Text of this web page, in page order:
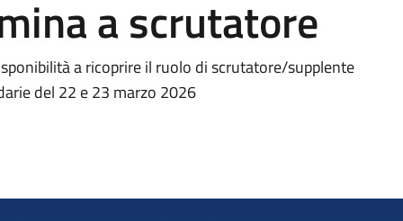
a scrutatore
a ricoprire il ruolo di scrutatore/supplente
del 22 e 23 marzo 2026